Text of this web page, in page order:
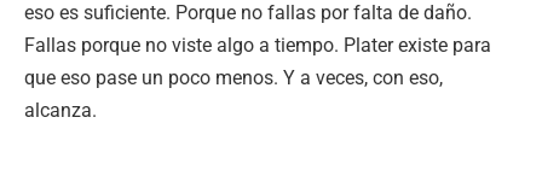
eso es suficiente. Porque no fallas por falta de daño.
Fallas porque no viste algo a tiempo. Plater existe para
que eso pase un poco menos. Y a veces, con eso,
alcanza.